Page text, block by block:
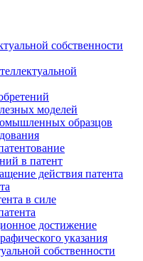
собственности
моделей
образцов
в патент
действия патента
в силе
достижение
указания
собственности